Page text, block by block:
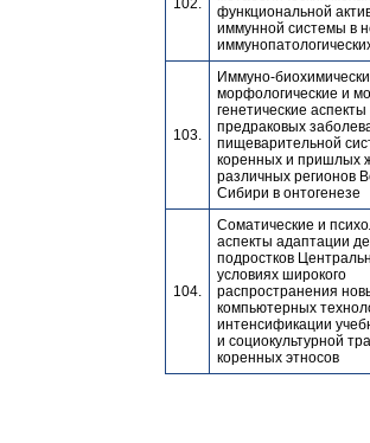
102.
функциональной
иммунной системы в
103.
Иммуно-
морфологические и
генетические
предраковых
пищеварительной
коренных и пришлых
различных регионов
Сибири в онтогенезе
104.
Соматические и
аспекты адаптации
подростков
условиях широкого
распространения
компьютерных
интенсификации
и социокультурной
коренных этносов